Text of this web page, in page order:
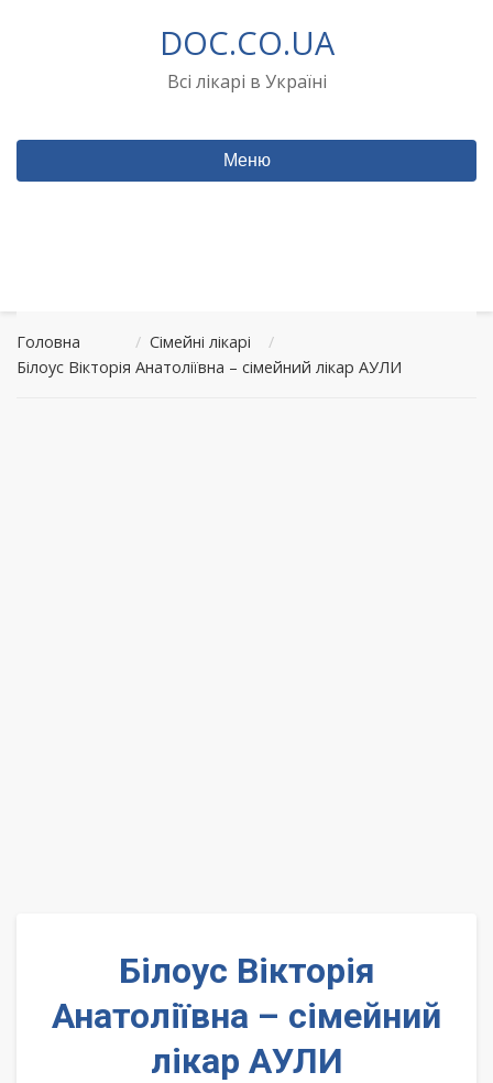
DOC.CO.UA
Всі лікарі в Україні
Меню
Головна / Сімейні лікарі
/
Білоус Вікторія Анатоліївна – сімейний лікар АУЛИ
Білоус Вікторія
Анатоліївна – сімейний
лікар АУЛИ